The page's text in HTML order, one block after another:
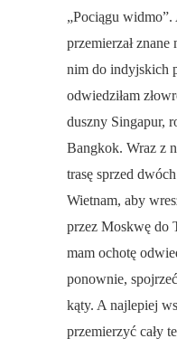
„Pociągu
przemierzał
nim do indyjskich
odwiedziłam
duszny Singapur,
Bangkok. Wraz z
trasę sprzed
Wietnam, aby
przez Moskwę do
mam ochotę
ponownie,
kąty. A najlepiej
przemierzyć cały